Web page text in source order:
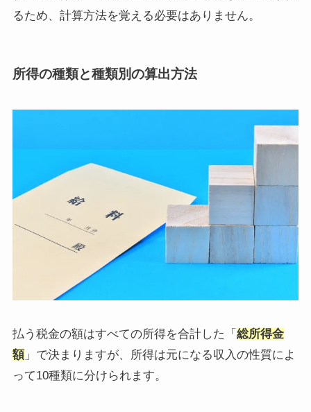
るため、計算方法を覚える必要はありません。
所得の種類と種類別の算出方法
払う税金の額はすべての所得を合計した「 総所得金
額」で決まりますが、所得は元になる収入の性質によ
って10種類に分けられます。